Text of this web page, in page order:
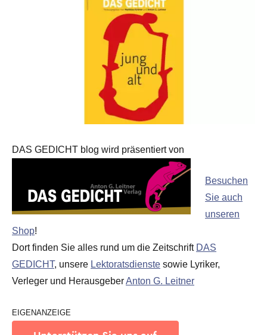
DAS GEDICHT blog wird präsentiert von
Besuchen
Sie auch
unseren
Shop!
Dort finden Sie alles rund um die Zeitschrift DAS
GEDICHT, unsere Lektoratsdienste sowie Lyriker,
Verleger und HerausgeberAnton G. Leitner
EIGENANZEIGE